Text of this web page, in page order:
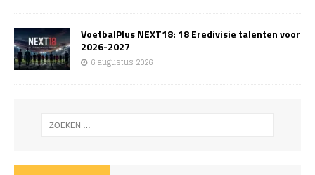
VoetbalPlus NEXT18: 18 Eredivisie talenten voor
2026-2027
6 augustus 2026